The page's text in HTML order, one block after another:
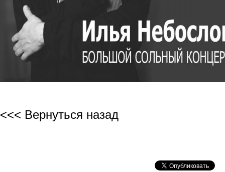
<<< Вернуться назад